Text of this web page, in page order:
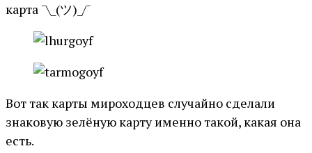
карта ¯\_(ツ)_/¯
Вот так карты мироходцев случайно сделали
знаковую зелёную карту именно такой, какая она
есть.